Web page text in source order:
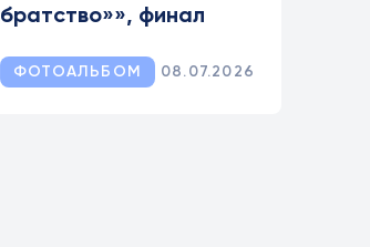
братство»», финал
ФОТОАЛЬБОМ 08.07.2026